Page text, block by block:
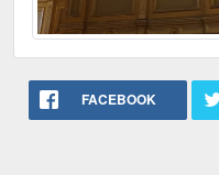
FACEBOOK